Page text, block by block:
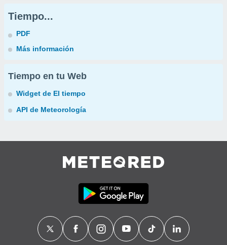
Tiempo...
PDF
Más información
Tiempo en tu Web
Widget de El tiempo
API de Meteorología